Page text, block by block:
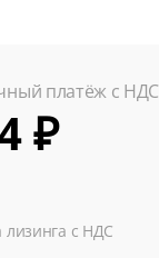
платёж с НДС
₽
лизинга с НДС